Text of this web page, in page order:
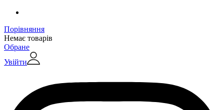
Порівняння
Немає товарів
Обране
Увійти